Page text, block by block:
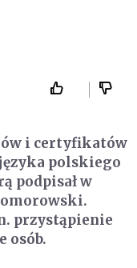
i certyfikatów
polskiego
podpisał w
przystąpienie
osób.